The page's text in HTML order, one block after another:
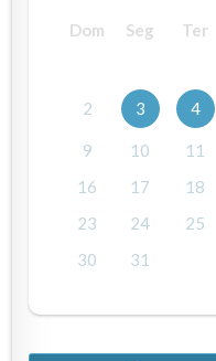
Dom Seg Ter
2 3 4
9 10 11
16
17 18
23
24 25
30
31